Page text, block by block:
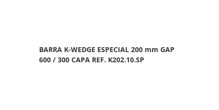
BARRA K-WEDGE ESPECIAL 200 mm GAP
600 / 300 CAPA REF. K202.10.SP